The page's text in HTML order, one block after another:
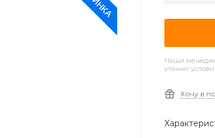
Наши
уточнят
Хочу в